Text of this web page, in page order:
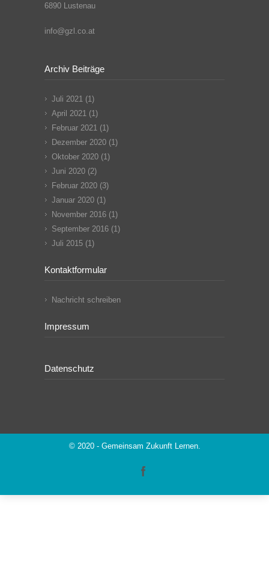
6890 Lustenau
info@gzl.co.at
Archiv Beiträge
Juli 2021 (1)
April 2021 (1)
Februar 2021 (1)
Dezember 2020 (1)
Oktober 2020 (1)
Juni 2020 (2)
Februar 2020 (3)
Januar 2020 (1)
November 2016 (1)
September 2016 (1)
Juli 2015 (1)
Kontaktformular
Nachricht schreiben
Impressum
Datenschutz
© 2020 - Gemeinsam Zukunft Lernen.